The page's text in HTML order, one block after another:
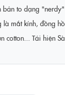
to dạng "nerdy"
là mắt kính, đồng
Tái hiện